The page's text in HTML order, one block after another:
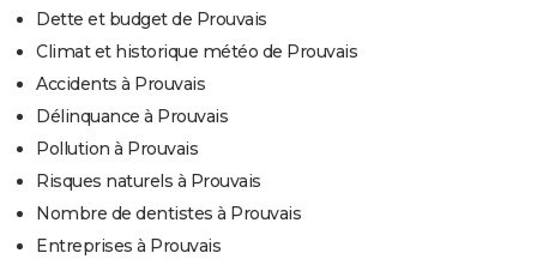
Dette et budget de Prouvais
Climat et historique météo de Prouvais
Accidents à Prouvais
Délinquance à Prouvais
Pollution à Prouvais
Risques naturels à Prouvais
Nombre de dentistes à Prouvais
Entreprises à Prouvais